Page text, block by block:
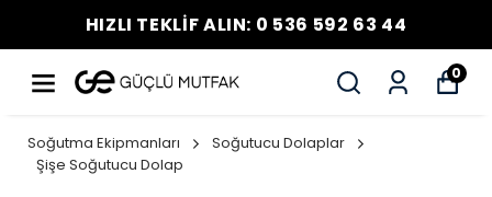
HIZLI TEKLİF ALIN: 0 536 592 63 44
0
Soğutma Ekipmanları
Soğutucu Dolaplar
Şişe Soğutucu Dolap